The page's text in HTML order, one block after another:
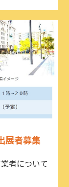
展者募集
者について